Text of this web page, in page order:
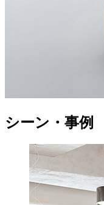
シーン・事例